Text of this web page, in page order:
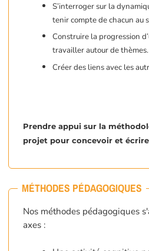
S’interroger sur la
tenir compte de chacun au
Construire la progression
travailler autour de thèmes.
Créer des liens avec les
Prendre appui sur la
projet pour concevoir et
MÉTHODES PÉDAGOGIQUES
Nos méthodes pédagogiques
axes :